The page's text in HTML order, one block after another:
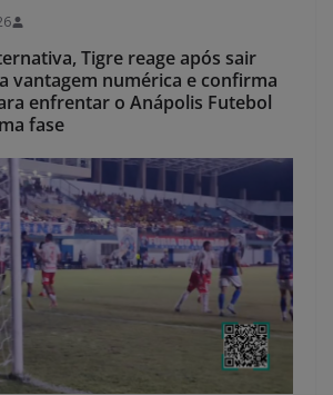
Tigre reage após sair
vantagem numérica e confirma
enfrentar o Anápolis Futebol
fase